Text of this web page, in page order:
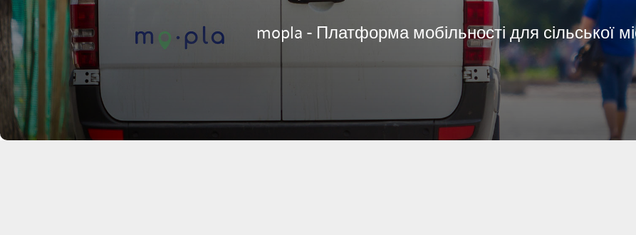
mopla - Платформа мобільності для сільської